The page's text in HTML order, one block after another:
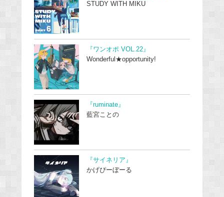
STUDY WITH MIKU
『ワンオポ VOL.22』
Wonderful★opportunity!
『ruminate』
藍宮ことの
『サイネリア』
かげぴーぼーる